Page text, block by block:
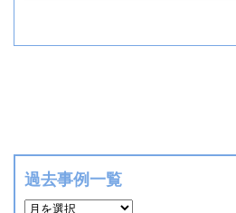
過去事例一覧